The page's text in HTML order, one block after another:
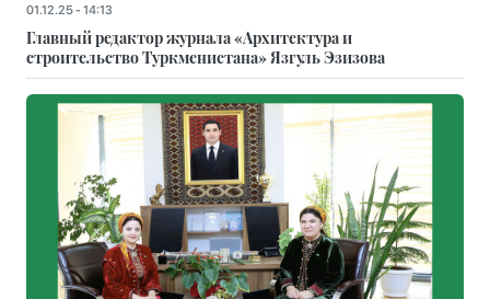
01.12.25 - 14:13
Главный редактор журнала «Архитектура и
строительство Туркменистана» Язгуль Эзизова